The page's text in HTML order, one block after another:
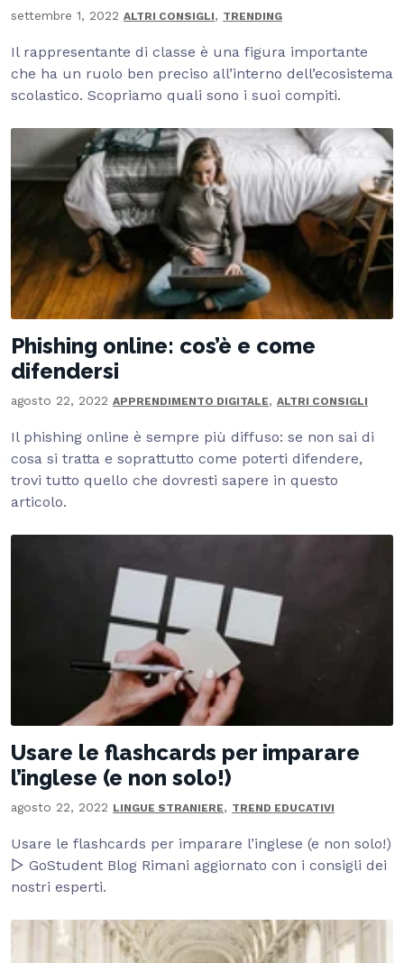
settembre 1, 2022 ALTRI CONSIGLI, TRENDING
Il rappresentante di classe è una figura importante
che ha un ruolo ben preciso all’interno dell’ecosistema
scolastico. Scopriamo quali sono i suoi compiti.
Phishing online: cos’è e come
difendersi
agosto 22, 2022 APPRENDIMENTO DIGITALE, ALTRI CONSIGLI
Il phishing online è sempre più diffuso: se non sai di
cosa si tratta e soprattutto come poterti difendere,
trovi tutto quello che dovresti sapere in questo
articolo.
Usare le flashcards per imparare
l’inglese (e non solo!)
agosto 22, 2022 LINGUE STRANIERE, TREND EDUCATIVI
Usare le flashcards per imparare l’inglese (e non solo!)
▷ GoStudent Blog Rimani aggiornato con i consigli dei
nostri esperti.